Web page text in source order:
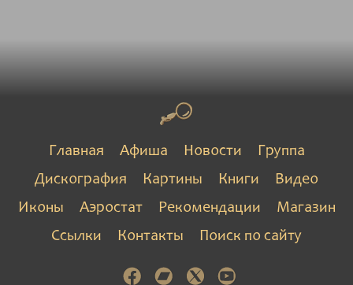
Главная Афиша Новости
Группа
Дискография
Картины Книги
Видео
Иконы
Аэростат Рекомендации
Магазин
Ссылки
Контакты Поиск по сайту